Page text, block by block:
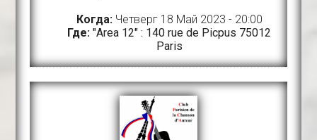
Когда:Четверг 18 Май 2023 - 20:00
Где: "Area 12" : 140 rue de Picpus 75012
Paris